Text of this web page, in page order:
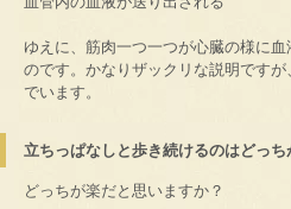
ゆえに、筋肉一つ一つが心臓の様に
のです。かなりザックリな説明です
でいます。
立ちっぱなしと歩き続けるのはどっち
どっちが楽だと思いますか？